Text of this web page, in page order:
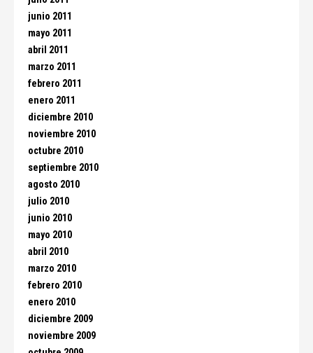
junio 2011
mayo 2011
abril 2011
marzo 2011
febrero 2011
enero 2011
diciembre 2010
noviembre 2010
octubre 2010
septiembre 2010
agosto 2010
julio 2010
junio 2010
mayo 2010
abril 2010
marzo 2010
febrero 2010
enero 2010
diciembre 2009
noviembre 2009